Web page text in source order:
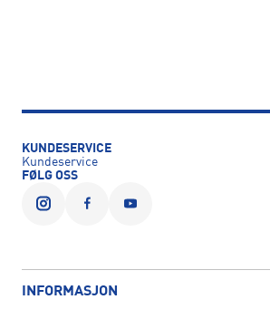
KUNDESERVICE
Kundeservice
FØLG OSS
INFORMASJON